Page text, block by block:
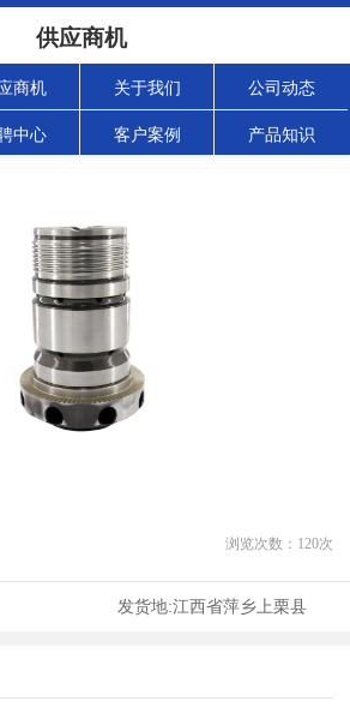
供应商机
商机 关于我们 公司动态
中心 客户案例 产品知识
浏览次数： 120次
发货地:江西省萍乡上栗县